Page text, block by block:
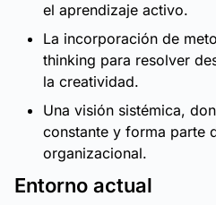
el aprendizaje activo.
La incorporación de
thinking para resolver
la creatividad.
Una visión sistémica,
constante y forma parte
organizacional.
Entorno actual